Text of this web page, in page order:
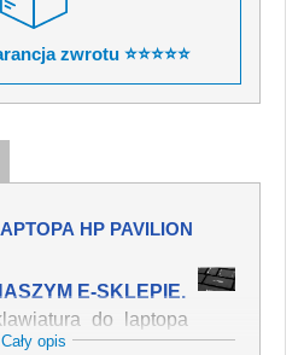
zwrotu ⭐⭐⭐⭐⭐
HP PAVILION
E-SKLEPIE.
do laptopa
mechanicznie
Cały opis